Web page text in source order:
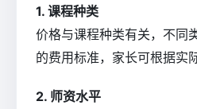
1. 课程种类
价格与课程种类有关，不同
的费用标准，家长可根据实
2. 师资水平